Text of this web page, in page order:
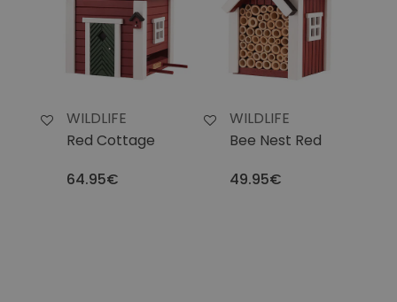
WILDLIFE
Red Cottage
64.95€
WILDLIFE
Bee Nest Red
49.95€